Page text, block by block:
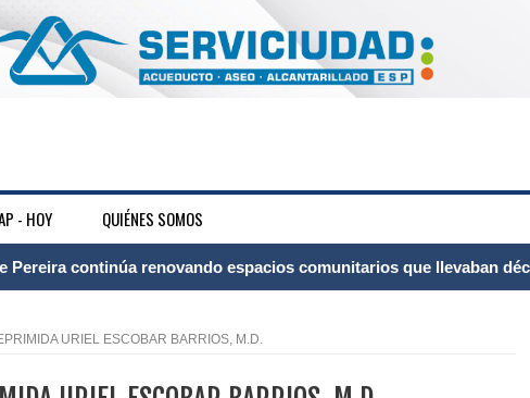
- HOY QUIÉNES SOMOS
la vida de 68 estudiantes rurales en Filadelfia gracias al
en Tuluá tendrá comedor comunitario gracias al Galardón
URIEL ESCOBAR BARRIOS, M.D.